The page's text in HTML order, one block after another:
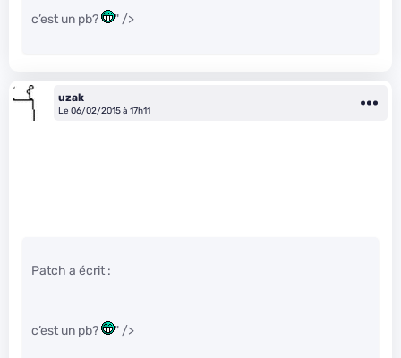
c’est un pb? " />
uzak
Le 06/02/2015 à 17h11
Patch a écrit :
c’est un pb? " />